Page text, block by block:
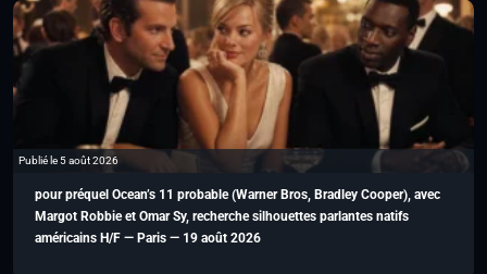
Publié le 5 août 2026
pour préquel Ocean’s 11 probable (Warner Bros, Bradley Cooper), avec
Margot Robbie et Omar Sy, recherche silhouettes parlantes natifs
américains H/F — Paris — 19 août 2026